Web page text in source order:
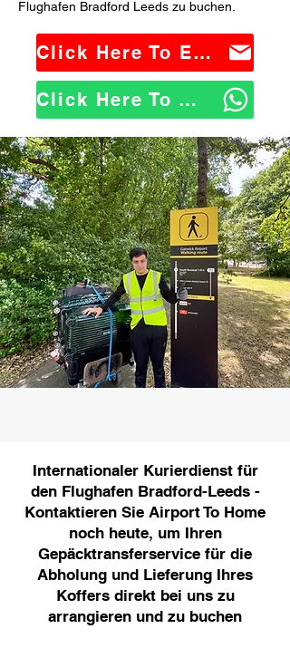
Flughafen Bradford Leeds zu buchen.
Click Here To Email Us
Click Here To WhatsApp Us
Internationaler Kurierdienst für
den Flughafen Bradford-Leeds -
Kontaktieren Sie Airport To Home
noch heute, um Ihren
Gepäcktransferservice für die
Abholung und Lieferung Ihres
Koffers direkt bei uns zu
arrangieren und zu buchen